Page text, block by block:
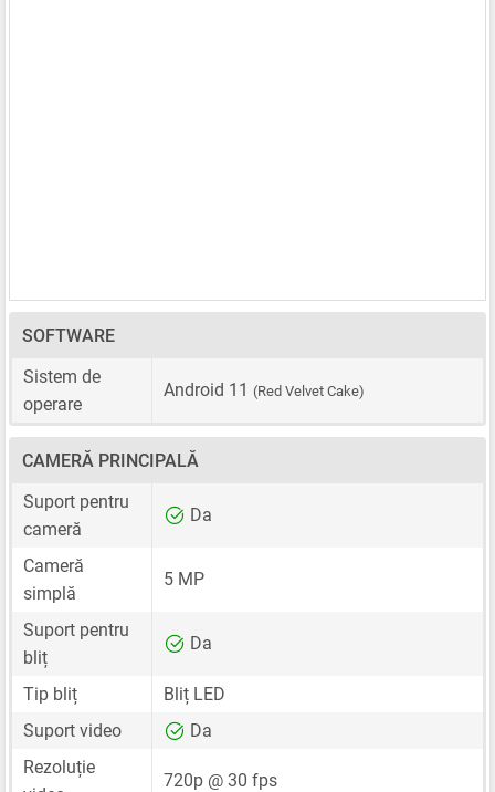
SOFTWARE
Sistem de
operare
Android 11 (Red Velvet Cake)
CAMERĂ PRINCIPALĂ
Suport pentru
cameră
Da
Cameră
simplă
5 MP
Suport pentru
bliț
Da
Tip bliț
Bliț LED
Suport video
Da
Rezoluție
720p @ 30 fps